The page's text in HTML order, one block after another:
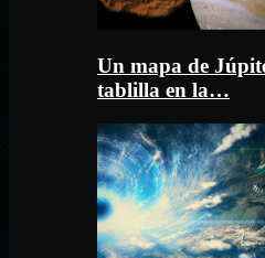
Un mapa de
tablilla en la…